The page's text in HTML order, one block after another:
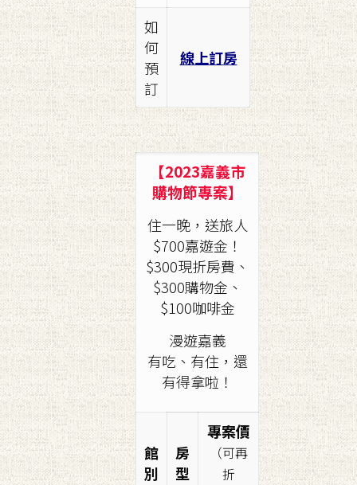
如
何
預
訂
線上訂房
【2023嘉義市
購物節專案】
住一晚，送旅人
$700嘉遊金！
$300現折房費、
$300購物金、
$100咖啡金
漫遊嘉義
有吃、有住，還
有得拿啦！
館
別
房
型
專案價
（可再
折